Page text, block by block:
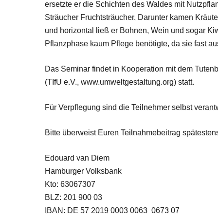
ersetzte er die Schichten des Waldes mit
Sträucher Fruchtsträucher. Darunter kamen
und horizontal ließ er Bohnen, Wein und sogar
Pflanzphase kaum Pflege benötigte, da sie fast
Das Seminar findet in Kooperation mit dem
(TIfU e.V., www.umweltgestaltung.org) statt.
Für Verpflegung sind die Teilnehmer selbst
Bitte überweist Euren Teilnahmebeitrag
Edouard van Diem
Hamburger Volksbank
Kto: 63067307
BLZ: 201 900 03
IBAN: DE 57 2019 0003 0063 0673 07